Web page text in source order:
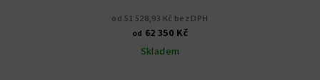
od 51 528,93 Kč bez DPH
od 62 350 Kč
Skladem